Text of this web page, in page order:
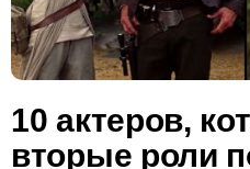
10 актеров,
вторые роли